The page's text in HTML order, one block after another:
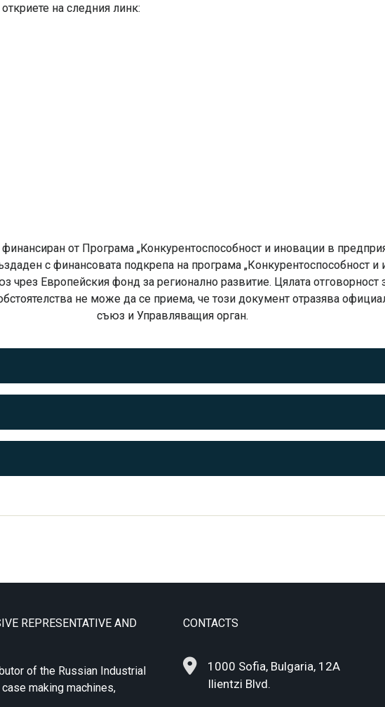
на следния линк:
от Програма „Kонкурентоспособност и иновации в
с финансовата подкрепа на програма „Конкурентоспособност и
чрез Европейския фонд за регионално развитие. Цялата
не може да се приема, че този документ отразява
съюз и Управляващия орган.
REPRESENTATIVE AND
of the Russian Industrial
making machines,
CONTACTS
1000 Sofia, Bulgaria, 12A
Ilientzi Blvd.